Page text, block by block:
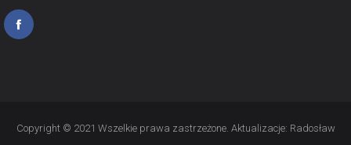
Copyright © 2021 Wszelkie prawa zastrzeżone. Aktualizacje: Radosław